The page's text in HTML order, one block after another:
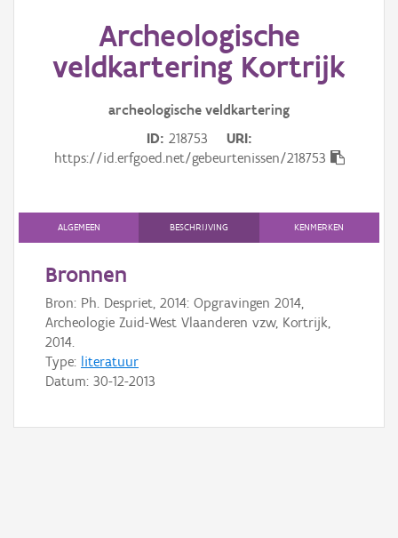
Aanduidingsobject
Waarneming
Gebeurtenis
Downloads
Hergebruik
Aanmelden
Archeologische
veldkartering Kortrijk
archeologische veldkartering
ID 218753
URI
https://id.erfgoed.net/gebeurtenissen/218753
ALGEMEEN BESCHRIJVING KENMERKEN
Bronnen
Bron: Ph. Despriet, 2014: Opgravingen 2014,
Archeologie Zuid-West Vlaanderen vzw, Kortrijk,
2014.
Type: literatuur
Datum: 30-12-2013